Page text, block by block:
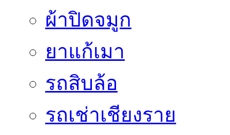
ผ้าปิดจมูก
ยาแก้เมา
รถสิบล้อ
รถเช่าเชียงราย